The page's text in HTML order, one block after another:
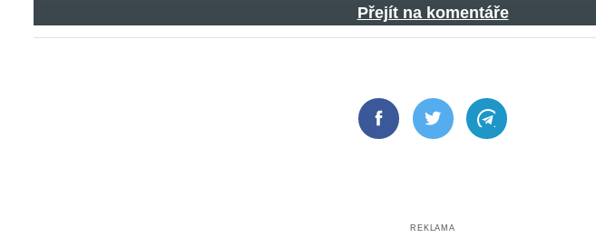
Přejít na komentáře
FacebookTwitter Telegram
REKLAMA